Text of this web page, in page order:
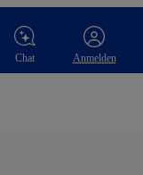
Chat Anmelden